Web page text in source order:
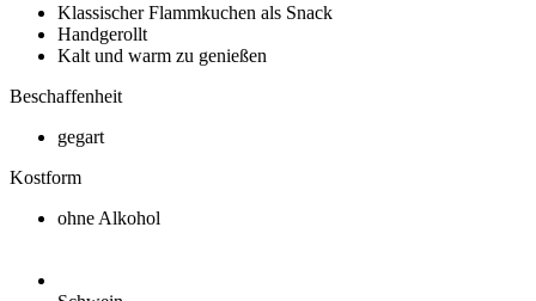
Klassischer Flammkuchen als Snack
Handgerollt
Kalt und warm zu genießen
Beschaffenheit
gegart
Kostform
ohne Alkohol